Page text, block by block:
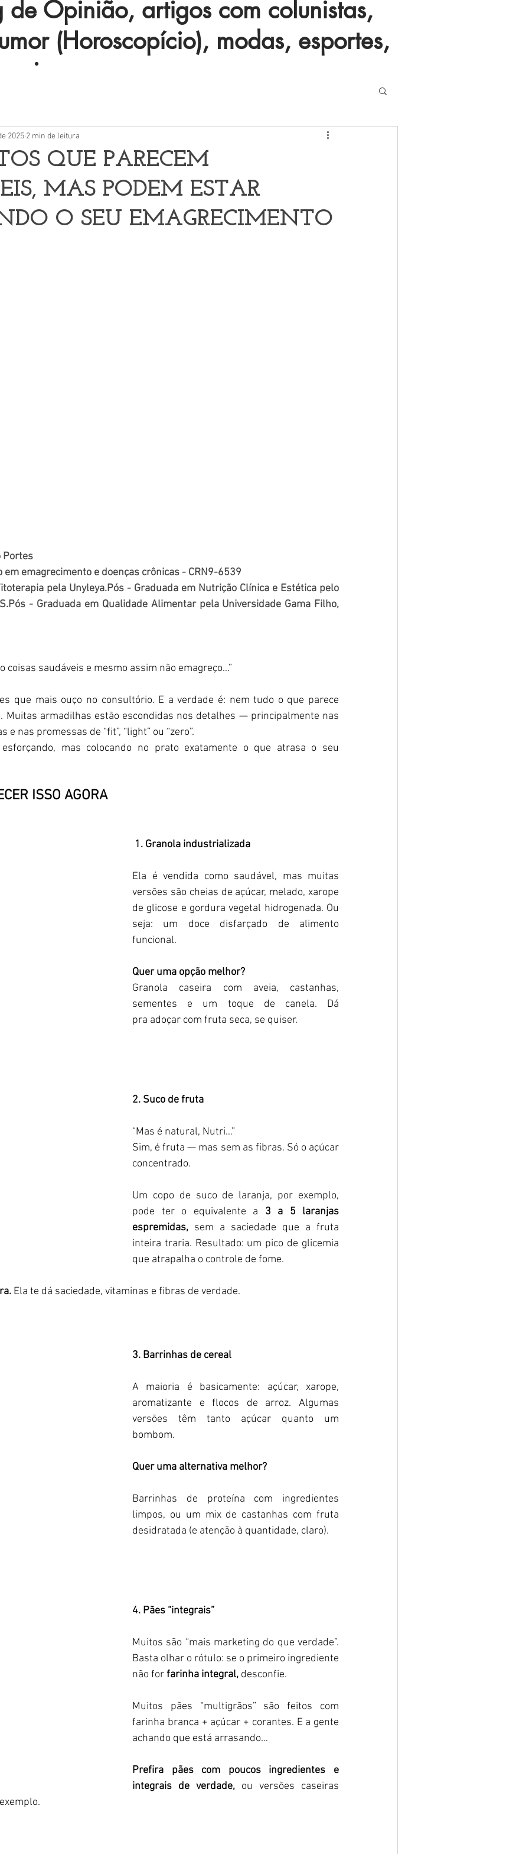
Opinião, artigos com colunistas,
(Horoscopício), modas, esportes,
QUE PARECEM
MAS PODEM ESTAR
O SEU EMAGRECIMENTO
2025 2 min de leitura
Portes
emagrecimento e doenças crônicas - CRN9-6539
pela Unyleya.Pós - Graduada em Nutrição Clínica e Estética pelo
- Graduada em Qualidade Alimentar pela Universidade Gama Filho,
coisas saudáveis e mesmo assim não emagreço…”
que mais ouço no consultório. E a verdade é: nem tudo o que parece
Muitas armadilhas estão escondidas nos detalhes — principalmente nas
nas promessas de “fit”, “light” ou “zero”.
mas colocando no prato exatamente o que atrasa o seu
ISSO AGORA
1. Granola industrializada
Ela é vendida como saudável, mas muitas
versões são cheias de açúcar, melado, xarope
de glicose e gordura vegetal hidrogenada. Ou
seja: um doce disfarçado de alimento
funcional.
Quer uma opção melhor?
Granola caseira com aveia, castanhas,
sementes e um toque de canela. Dá
pra adoçar com fruta seca, se quiser.
2. Suco de fruta
“Mas é natural, Nutri…”
Sim, é fruta — mas sem as fibras. Só o açúcar
concentrado.
Um copo de suco de laranja, por exemplo,
pode ter o equivalente a 3 a 5 laranjas
espremidas, sem a saciedade que a fruta
inteira traria. Resultado: um pico de glicemia
que atrapalha o controle de fome.
Ela te dá saciedade, vitaminas e fibras de verdade.
3. Barrinhas de cereal
A maioria é basicamente: açúcar, xarope,
aromatizante e flocos de arroz. Algumas
versões têm tanto açúcar quanto um
bombom.
Quer uma alternativa melhor?
Barrinhas de proteína com ingredientes
limpos, ou um mix de castanhas com fruta
desidratada (e atenção à quantidade, claro).
4. Pães “integrais”
Muitos são “mais marketing do que verdade”.
Basta olhar o rótulo: se o primeiro ingrediente
não for farinha integral, desconfie.
Muitos pães “multigrãos” são feitos com
farinha branca + açúcar + corantes. E a gente
achando que está arrasando…
Prefira pães com poucos ingredientes e
integrais de verdade, ou versões caseiras
exemplo.